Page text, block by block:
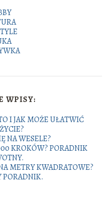
WPISY:
I JAK MOŻE UŁATWIĆ
NA WESELE?
KROKÓW? PORADNIK
METRY KWADRATOWE?
PORADNIK.